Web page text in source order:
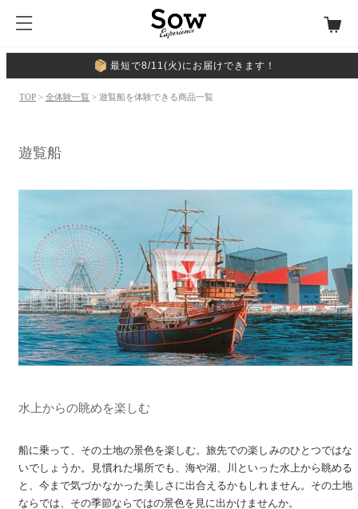
最短で8/11(火)にお届けできます！
TOP > 全体験一覧 > 遊覧船を体験できる商品一覧
遊覧船
水上からの眺めを楽しむ
船に乗って、その土地の景色を楽しむ。旅先での楽しみのひとつではな
いでしょうか。見慣れた場所でも、海や湖、川といった水上から眺める
と、今まで気づかなかった美しさに出合えるかもしれません。その土地
ならでは、その季節ならではの景色を見に出かけませんか。